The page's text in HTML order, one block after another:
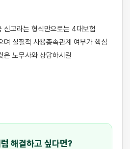
고라는 형식만으로는 4대보험
며 실질적 사용종속관계 여부가 핵심
은 노무사와 상담하시길
해결하고 싶다면?